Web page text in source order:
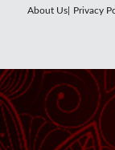
About Us| Privacy